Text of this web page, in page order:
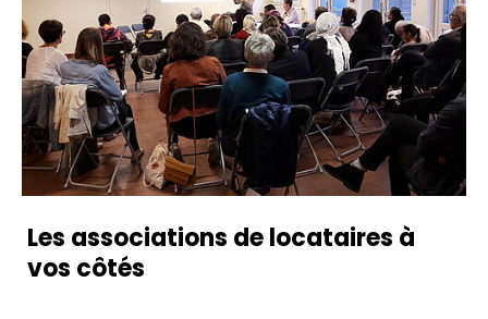
Les associations de locataires à
vos côtés